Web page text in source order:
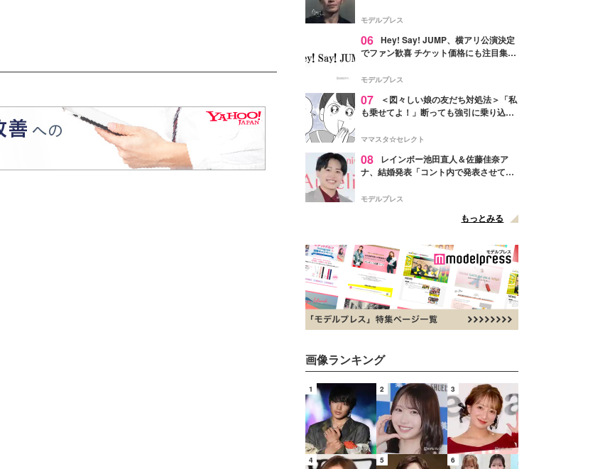
モデルプレス
06 Hey! Say! JUMP、横アリ公演決定
でファン歓喜 チケット価格にも注目集ま
モデルプレス
07
＜図々しい娘の友だち対処法＞「私
も乗せてよ！」断っても強引に乗り込ん
ママスタ☆セレクト
08
レインボー池田直人＆佐藤佳奈ア
ナ、結婚発表「コント内で発表させてい
点変更のため
モデルプレス
もっとみる
画像ランキング
1 2 3
4 5 6